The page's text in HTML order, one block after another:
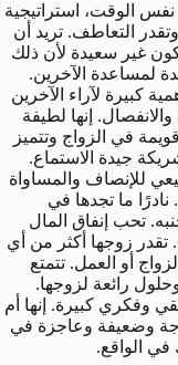
نفس الوقت، استراتيجية
التعاطف. تريد أن
غير سعيدة لأن ذلك
لمساعدة الآخرين.
كبيرة لآراء الآخرين
إنها لطيفة
في الزواج وتتميز
جيدة الاستماع.
للإنصاف والمساواة
نادرًا ما تجدها في
تحب إنفاق المال
تقدر زوجها أكثر من أي
أو العمل. تتمتع
رائعة لزوجها.
وفكري كبيرة. إنها أم
وضعيفة وعاجزة في
الواقع.